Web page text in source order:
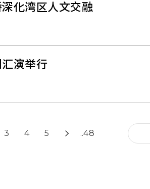
化湾区人文交融
演举行
3 4 5 ..48